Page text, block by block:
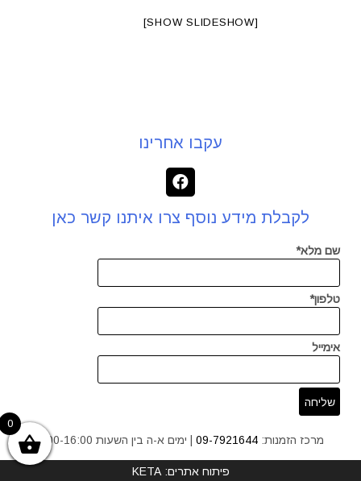
[SHOW SLIDESHOW]
עקבו אחרינו
לקבלת מידע נוסף צרו איתנו קשר כאן
שם מלא*
טלפון*
אימייל
מרכז הזמנות: 09-7921644 | ימים א-ה בין השעות 9:00-16:00
0
פיתוח אתרים: KETA